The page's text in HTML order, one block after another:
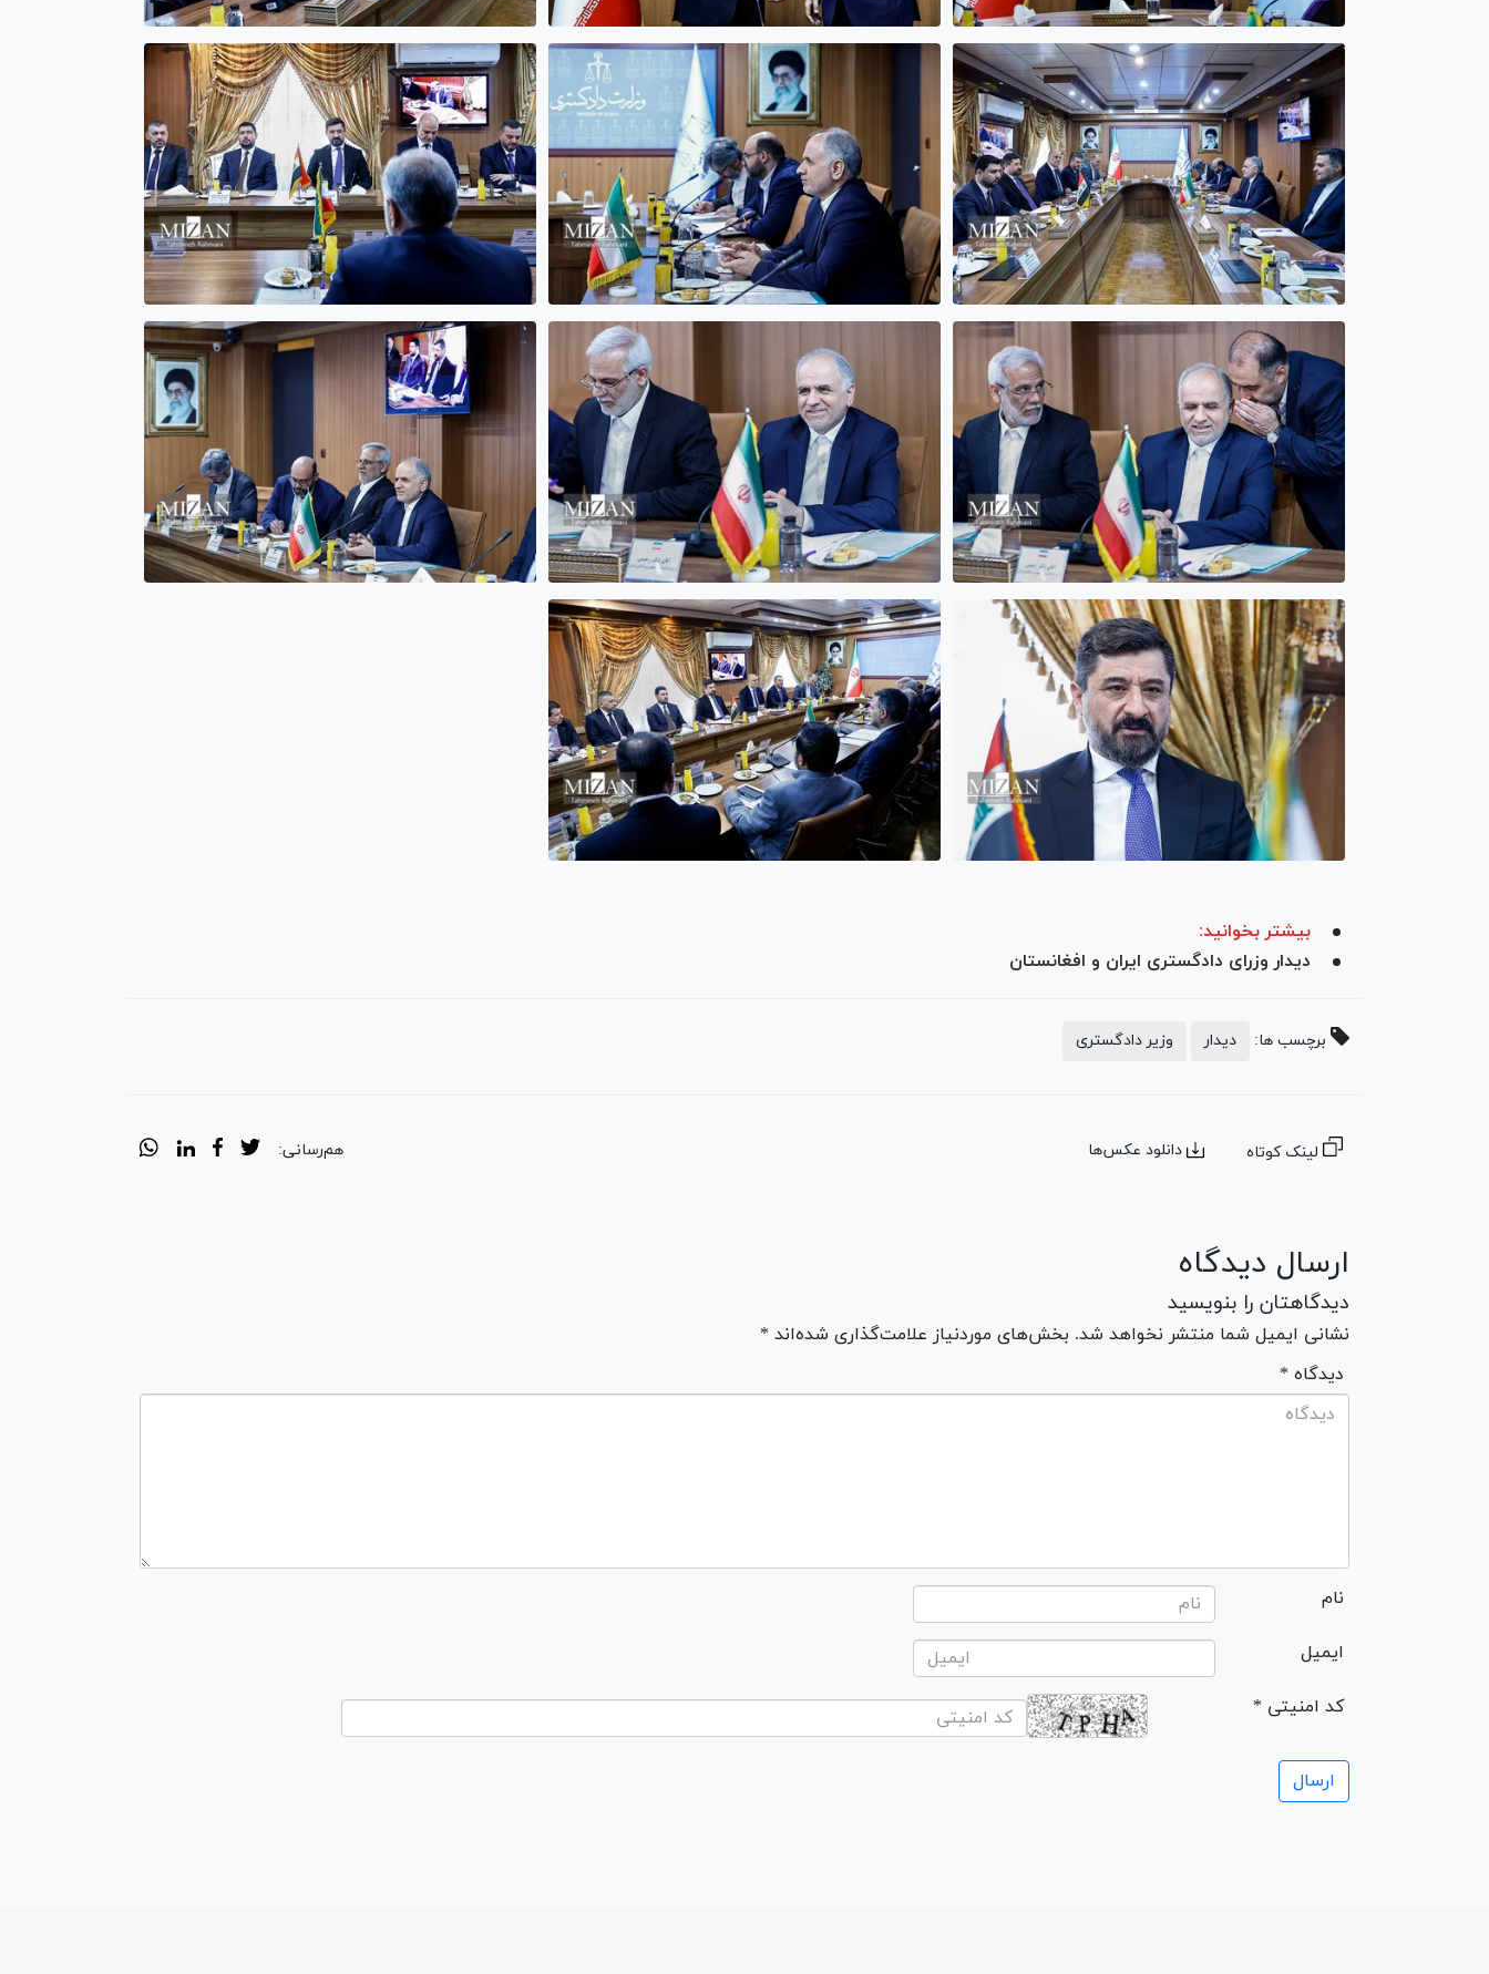
بیشتر بخوانید:
دیدار وزرای دادگستری ایران و افغانستان
برچسب ها: دیدار وزیر دادگستری
لینک کوتاه دانلود عکس‌ها هم‌رسانی:
ارسال دیدگاه
دیدگاهتان را بنویسید
نشانی ایمیل شما منتشر نخواهد شد. بخش‌های موردنیاز علامت‌گذاری شده‌اند *
* دیدگاه
نام
ایمیل
* کد امنیتی